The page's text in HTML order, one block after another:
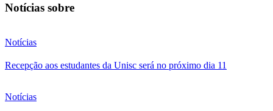
Notícias sobre
Notícias
Recepção aos estudantes da Unisc será no próximo dia 11
Notícias